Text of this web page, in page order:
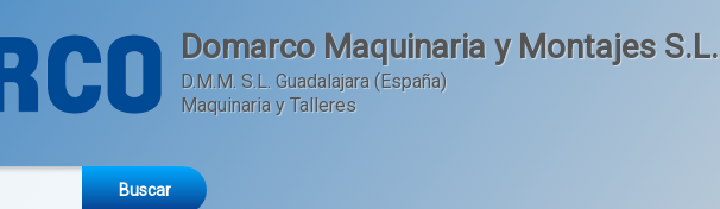
Domarco Maquinaria y Montajes S.L.
D.M.M. S.L. Guadalajara (España)
Maquinaria y Talleres